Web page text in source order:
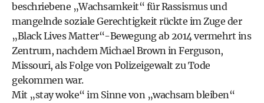
beschriebene „Wachsamkeit“ für Rassismus und
mangelnde soziale Gerechtigkeit rückte im Zuge der
„Black Lives Matter“-Bewegung ab 2014 vermehrt ins
Zentrum, nachdem Michael Brown in Ferguson,
Missouri, als Folge von Polizeigewalt zu Tode
gekommen war.
Mit „stay woke“ im Sinne von „wachsam bleiben“